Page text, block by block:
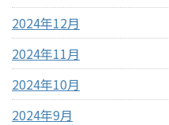
2024年12月
2024年11月
2024年10月
2024年9月